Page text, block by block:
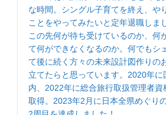
な時間。シングル子育てを終え、や
ことをやってみたいと定年退職しま
この先何が待ち受けているのか、何
て何ができなくなるのか。何でもシ
て後に続く方々の未来設計図作りの
立てたらと思っています。2020年に
内、2022年に総合旅行取扱管理者資
取得。2023年2月に日本全県めぐり